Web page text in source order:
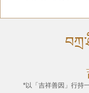
*以「吉祥善因」行持